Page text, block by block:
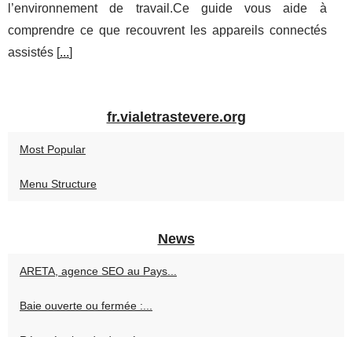
l’environnement de travail.Ce guide vous aide à
comprendre ce que recouvrent les appareils connectés
assistés [...]
fr.vialetrastevere.org
Most Popular
Menu Structure
News
ARETA, agence SEO au Pays...
Baie ouverte ou fermée :...